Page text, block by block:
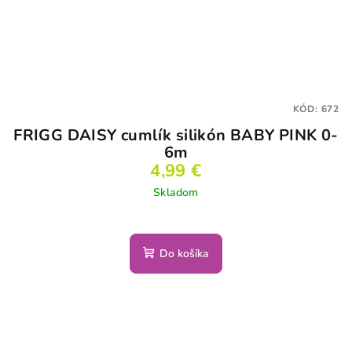
FRIGG DAISY cumlík silikón BABY PINK 0-
6m
4,99 €
Skladom
Do košíka
KÓD: 672